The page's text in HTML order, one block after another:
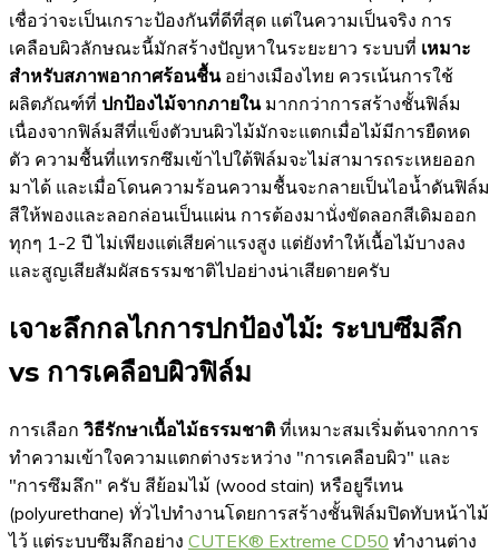
เชื่อว่าจะเป็นเกราะป้องกันที่ดีที่สุด แต่ในความเป็นจริง การ
เคลือบผิวลักษณะนี้มักสร้างปัญหาในระยะยาว ระบบที่ เหมาะ
สำหรับสภาพอากาศร้อนชื้นอย่างเมืองไทย ควรเน้นการใช้
ผลิตภัณฑ์ที่ ปกป้องไม้จากภายในมากกว่าการสร้างชั้นฟิล์ม
เนื่องจากฟิล์มสีที่แข็งตัวบนผิวไม้มักจะแตกเมื่อไม้มีการยืดหด
ตัว ความชื้นที่แทรกซึมเข้าไปใต้ฟิล์มจะไม่สามารถระเหยออก
มาได้ และเมื่อโดนความร้อนความชื้นจะกลายเป็นไอน้ำดันฟิล์ม
สีให้พองและลอกล่อนเป็นแผ่น การต้องมานั่งขัดลอกสีเดิมออก
ทุกๆ 1-2 ปี ไม่เพียงแต่เสียค่าแรงสูง แต่ยังทำให้เนื้อไม้บางลง
และสูญเสียสัมผัสธรรมชาติไปอย่างน่าเสียดายครับ
เจาะลึกกลไกการปกป้องไม้: ระบบซึมลึก
vs การเคลือบผิวฟิล์ม
การเลือก วิธีรักษาเนื้อไม้ธรรมชาติ ที่เหมาะสมเริ่มต้นจากการ
ทำความเข้าใจความแตกต่างระหว่าง "การเคลือบผิว" และ
"การซึมลึก" ครับ สีย้อมไม้ (wood stain) หรือยูรีเทน
(polyurethane) ทั่วไปทำงานโดยการสร้างชั้นฟิล์มปิดทับหน้าไม้
ไว้ แต่ระบบซึมลึกอย่าง CUTEK® Extreme CD50 ทำงานต่าง